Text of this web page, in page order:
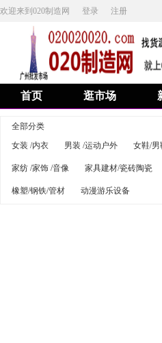
欢迎来到020制造网 登录 注册
首页 逛市场
全部分类
女装 /内衣
男装 /运动户外 女鞋/男
家纺 /家饰 /音像 家具建材/瓷砖陶瓷
橡塑/钢铁/管材 动漫游乐设备